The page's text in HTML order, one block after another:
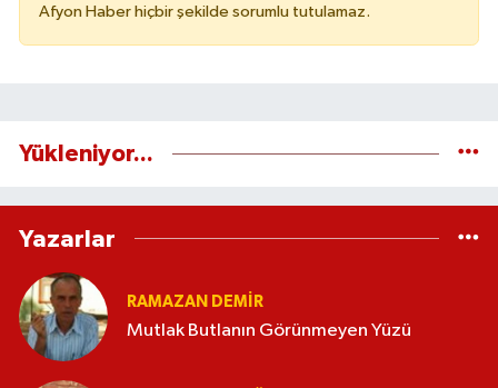
Afyon Haber hiçbir şekilde sorumlu tutulamaz.
Yükleniyor...
Yazarlar
RAMAZAN DEMİR
Mutlak Butlanın Görünmeyen Yüzü